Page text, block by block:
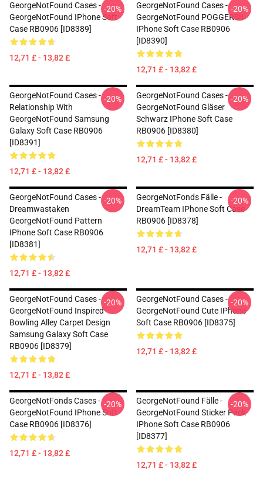
GeorgeNotFound Cases -
GeorgeNotFound IPhone Soft
Case RB0906 [ID8389]
12,71 £ - 13,82 £
-20%
GeorgeNotFound Cases -
GeorgeNotFound POGGERS!!
IPhone Soft Case RB0906
[ID8390]
12,71 £ - 13,82 £
-20%
GeorgeNotFound Cases -
Relationship With
GeorgeNotFound Samsung
Galaxy Soft Case RB0906
[ID8391]
12,71 £ - 13,82 £
-20%
GeorgeNotFound Cases -
GeorgeNotFound Gläser
Schwarz IPhone Soft Case
RB0906 [ID8380]
12,71 £ - 13,82 £
-20%
GeorgeNotFound Cases -
Dreamwastaken
GeorgeNotFound Pattern
IPhone Soft Case RB0906
[ID8381]
12,71 £ - 13,82 £
-20%
GeorgeNotFonds Fälle -
DreamTeam IPhone Soft Case
RB0906 [ID8378]
12,71 £ - 13,82 £
-20%
GeorgeNotFound Cases -
GeorgeNotFound Inspired
Bowling Alley Carpet Design
Samsung Galaxy Soft Case
RB0906 [ID8379]
12,71 £ - 13,82 £
-20%
GeorgeNotFound Cases -
GeorgeNotFound Cute IPhone
Soft Case RB0906 [ID8375]
12,71 £ - 13,82 £
-20%
GeorgeNotFonds Cases -
GeorgeNotFound IPhone Soft
Case RB0906 [ID8376]
12,71 £ - 13,82 £
-20%
GeorgeNotFound Fälle -
GeorgeNotFound Sticker Pack
IPhone Soft Case RB0906
[ID8377]
12,71 £ - 13,82 £
-20%